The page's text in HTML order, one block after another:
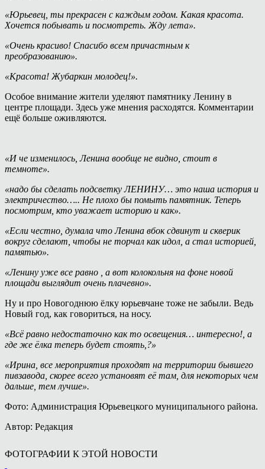
«Юрьевец, ты прекрасен с каждым годом. Какая красота.
Хочется побывать и посмотреть. Жду лета».
«Очень красиво! Спасибо всем причастным к
преобразованию».
«Красота! Жубаркин молодец!».
Особое внимание жители уделяют памятнику Ленину в
центре площади. Здесь уже мнения расходятся. Комментарии
ещё больше оживляются.
«И че изменилось, Ленина вообще не видно, стоит в
темноте».
«надо бы сделать подсветку ЛЕНИНУ… это наша история и
электричество….. Не плохо бы помыть памятник. Теперь
посмотрим, кто уважает историю и как».
«Если честно, думала что Ленина вбок сдвинут и скверик
вокруг сделают, чтобы не торчал как идол, а стал историей,
памятью».
«Ленину уже все равно , а вот колокольня на фоне новой
площади выглядит очень плачевно».
Ну и про Новогоднюю ёлку юрьевчане тоже не забыли. Ведь
Новый год, как говориться, на носу.
«Всё равно недостаточно как то освещения… интересно!, а
где же ёлка теперь будет стоять,?»
«Ирина, все мероприятия проходят на территории бывшего
пивзавода, скорее всего установят её там, для некоторых чем
дальше, тем лучше».
Фото: Администрация Юрьевецкого муниципального района.
Автор: Редакция
ФОТОГРАФИИ К ЭТОЙ НОВОСТИ